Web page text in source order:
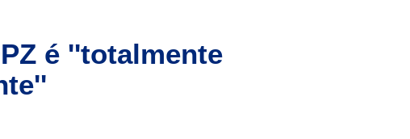
é ''totalmente